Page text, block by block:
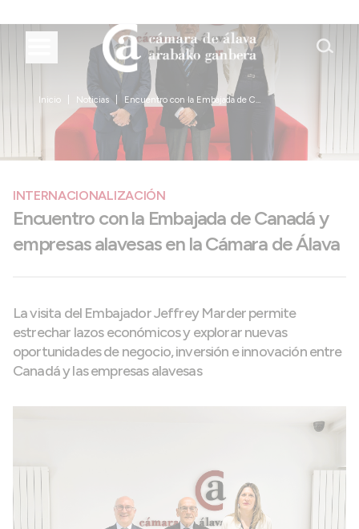
Inicio Noticias Encuentro con la Embajada de C...
INTERNACIONALIZACIÓN
Encuentro con la Embajada de Canadá y
empresas alavesas en la Cámara de Álava
La visita del Embajador Jeffrey Marder permite
estrechar lazos económicos y explorar nuevas
oportunidades de negocio, inversión e innovación entre
Canadá y las empresas alavesas